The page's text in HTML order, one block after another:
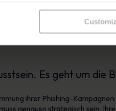
zeigt, wie Phishing den Alltag
emotional ansprechende
sich nicht, weil sie Regeln
Es geht um die
ihrer Phishing-
genauso strategisch sein.